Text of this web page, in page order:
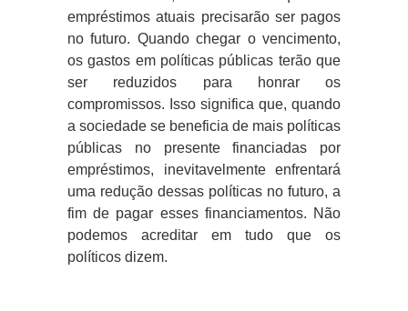
empréstimos atuais precisarão ser pagos
no futuro. Quando chegar o vencimento,
os gastos em políticas públicas terão que
ser reduzidos para honrar os
compromissos. Isso significa que, quando
a sociedade se beneficia de mais políticas
públicas no presente financiadas por
empréstimos, inevitavelmente enfrentará
uma redução dessas políticas no futuro, a
fim de pagar esses financiamentos. Não
podemos acreditar em tudo que os
políticos dizem.